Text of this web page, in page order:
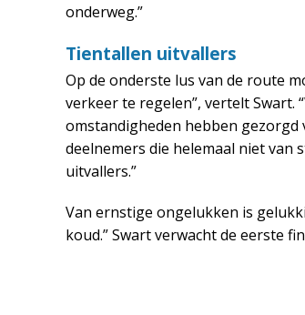
onderweg.”
Tientallen uitvallers
Op de onderste lus van de route
verkeer te regelen”, vertelt Swart.
omstandigheden hebben
deelnemers die helemaal niet van
uitvallers.”
Van ernstige ongelukken is
koud.” Swart verwacht de eerste